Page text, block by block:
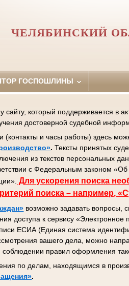
ЧЕЛЯБИНСКИЙ
ГОСПОШЛИНЫ
который поддерживается в
достоверной судебной
и часы работы) здесь
. Тексты принятых
из текстов персональных
с Федеральным законом
Для ускорения поиска
поиска – например,
возможно задавать вопросы,
доступа к сервису «Электронное
ЕСИА (Единая система
вашего дела, можно
соблюдении правил оформления
по делам, находящимся в
.